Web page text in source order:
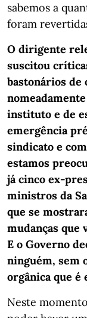
sabemos a
foram
O dirigente
suscitou
bastonários de
instituto e de
emergência
sindicato e
estamos
já cinco ex-
ministros da
que se
mudanças que
E o Governo
ninguém, sem
orgânica que é
Neste